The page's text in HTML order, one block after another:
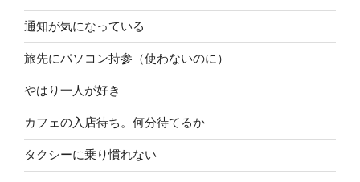
通知が気になっている
旅先にパソコン持参（使わないのに）
やはり一人が好き
カフェの入店待ち。何分待てるか
タクシーに乗り慣れない